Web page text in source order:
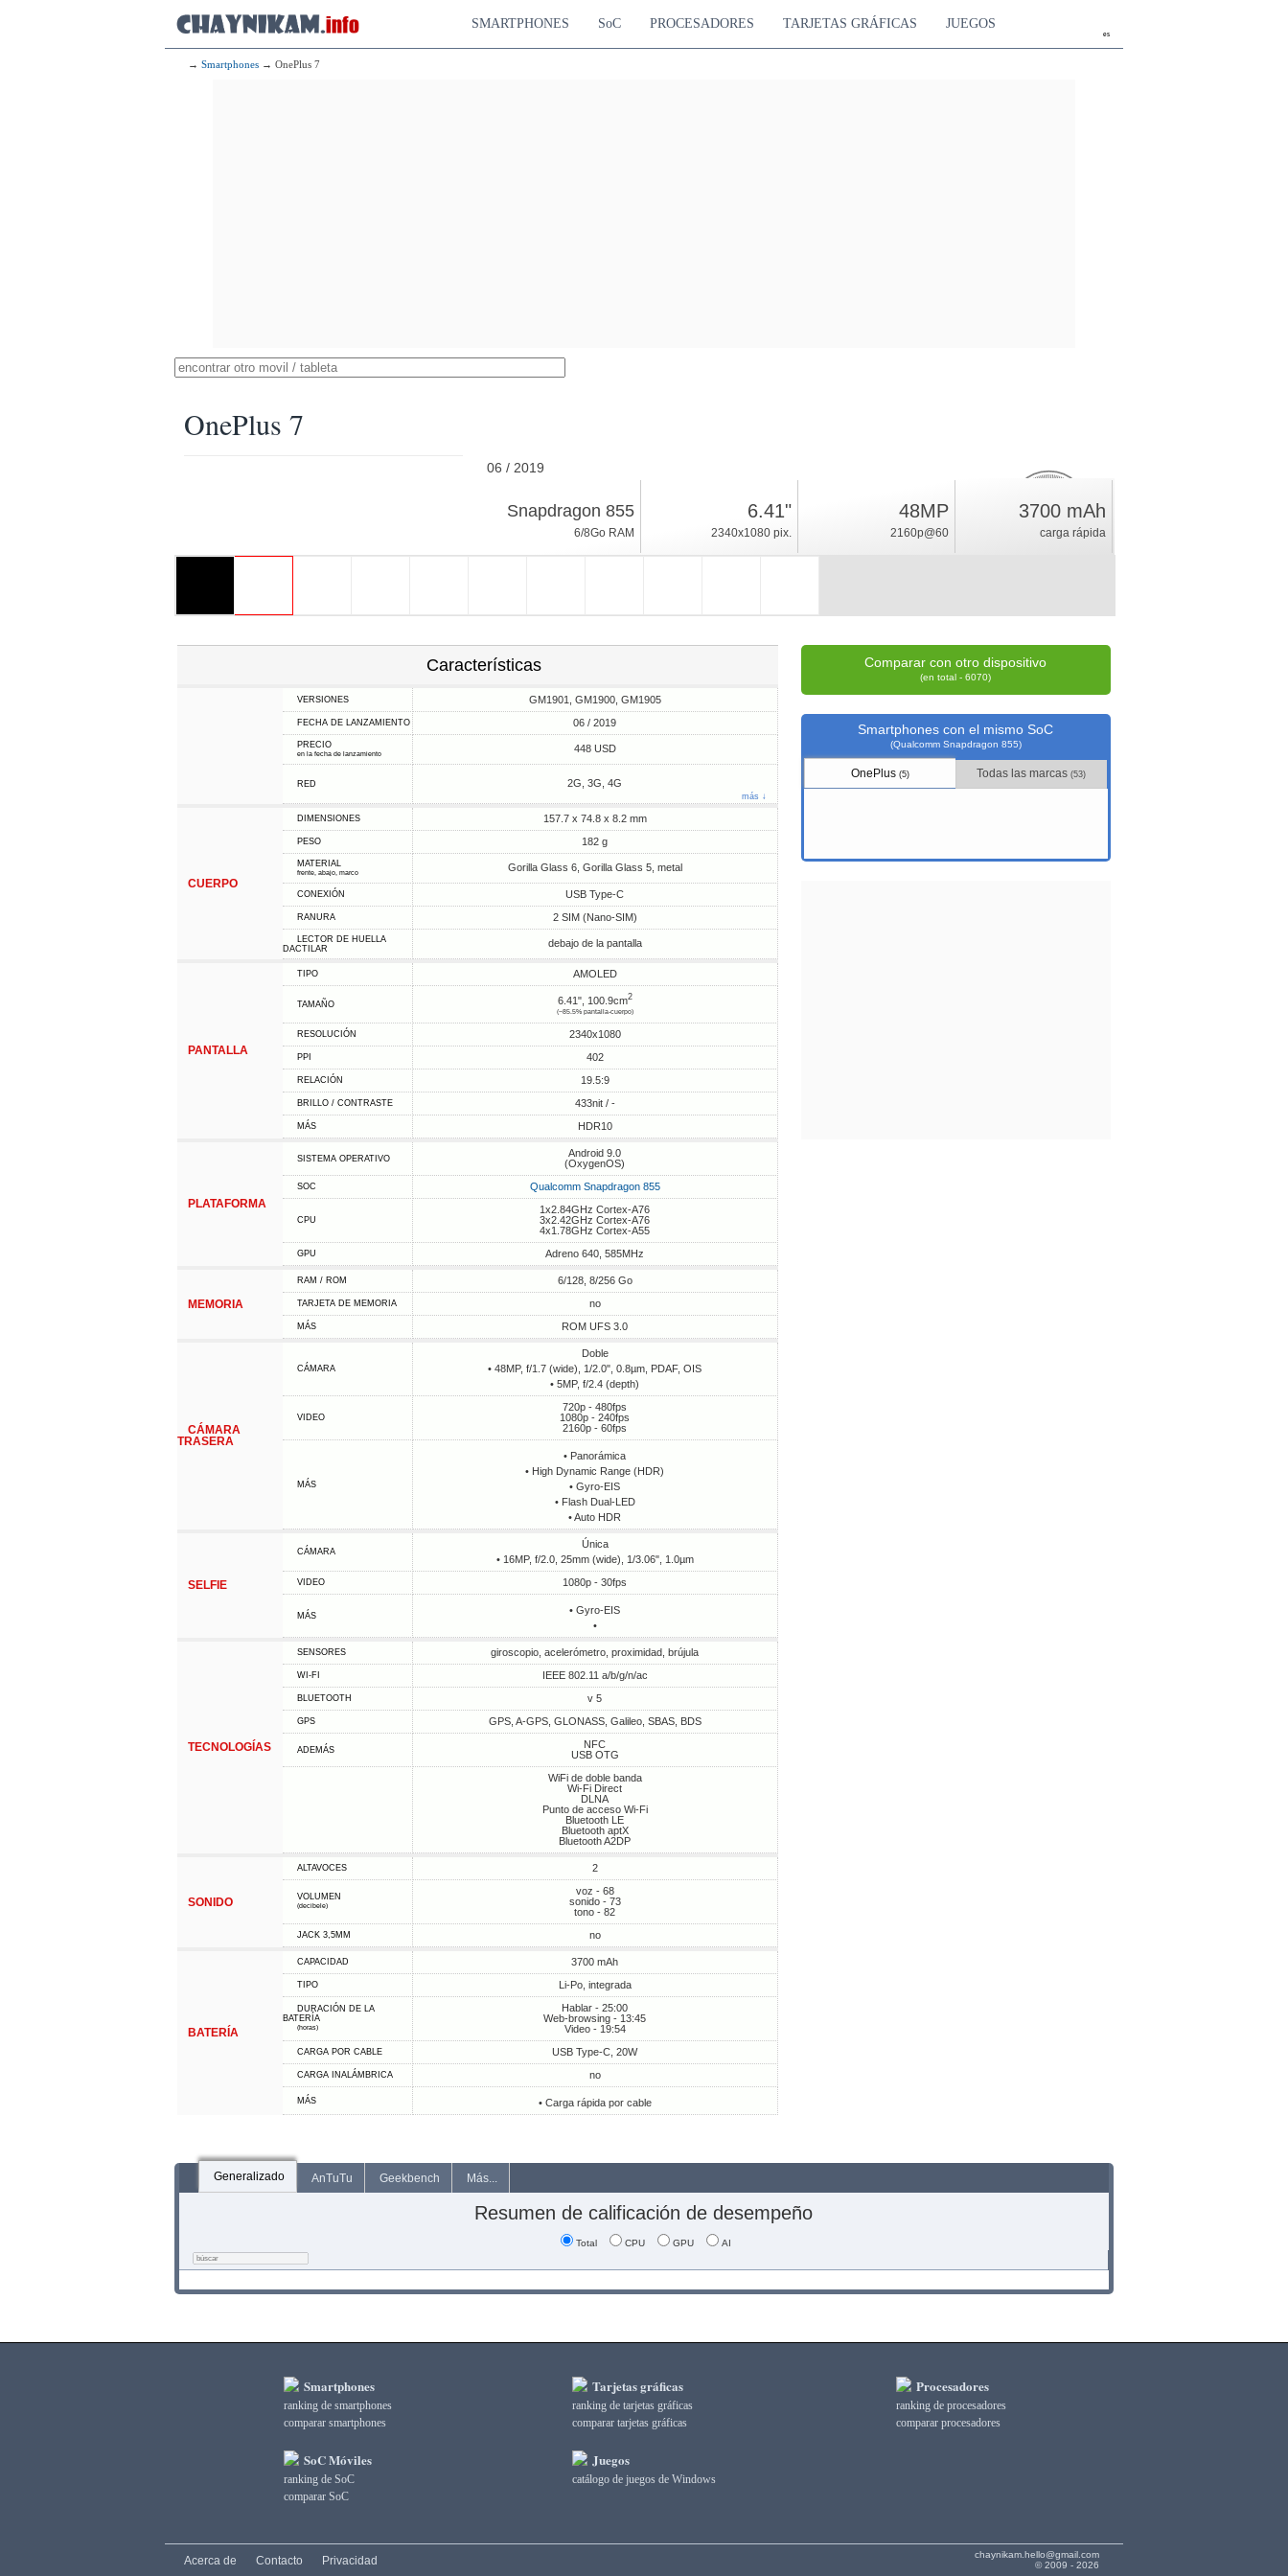
es
SMARTPHONES SoC PROCESADORES TARJETAS GRÁFICAS JUEGOS
→ Smartphones → OnePlus 7
OnePlus 7
06 / 2019
Android 9.0, OxygenOS
20.2
índice
Snapdragon 855
6/8Go RAM
6.41"
2340x1080 pix.
48MP
2160p@60
3700 mAh
carga rápida
Características
VERSIONES GM1901, GM1900, GM1905
FECHA DE LANZAMIENTO 06 / 2019
PRECIO
en la fecha de lanzamiento 448 USD
RED 2G, 3G, 4G
más ↓
CUERPO
DIMENSIONES 157.7 x 74.8 x 8.2 mm
PESO 182 g
MATERIAL
frente, abajo, marco Gorilla Glass 6, Gorilla Glass 5, metal
CONEXIÓN USB Type-C
RANURA 2 SIM (Nano-SIM)
LECTOR DE HUELLA
DACTILAR
debajo de la pantalla
PANTALLA
TIPO AMOLED
TAMAÑO 6.41", 100.9cm2
(~85.5% pantalla-cuerpo)
RESOLUCIÓN 2340x1080
PPI 402
RELACIÓN 19.5:9
BRILLO / CONTRASTE 433nit / -
MÁS HDR10
PLATAFORMA
SISTEMA OPERATIVO
Android 9.0
(OxygenOS)
SOC Qualcomm Snapdragon 855
CPU
1x2.84GHz Cortex-A76
3x2.42GHz Cortex-A76
4x1.78GHz Cortex-A55
GPU Adreno 640, 585MHz
MEMORIA
RAM / ROM 6/128, 8/256 Go
TARJETA DE MEMORIA no
MÁS ROM UFS 3.0
CÁMARA
TRASERA
CÁMARA
Doble
• 48MP, f/1.7 (wide), 1/2.0", 0.8µm, PDAF, OIS
• 5MP, f/2.4 (depth)
VIDEO
720p - 480fps
1080p - 240fps
2160p - 60fps
MÁS
• Panorámica
• High Dynamic Range (HDR)
• Gyro-EIS
• Flash Dual-LED
• Auto HDR
SELFIE
CÁMARA
Única
• 16MP, f/2.0, 25mm (wide), 1/3.06", 1.0µm
VIDEO 1080p - 30fps
MÁS
• Gyro-EIS
•
TECNOLOGÍAS
SENSORES giroscopio, acelerómetro, proximidad, brújula
WI-FI IEEE 802.11 a/b/g/n/ac
BLUETOOTH v 5
GPS GPS, A-GPS, GLONASS, Galileo, SBAS, BDS
ADEMÁS
NFC
USB OTG
WiFi de doble banda
Wi-Fi Direct
DLNA
Punto de acceso Wi-Fi
Bluetooth LE
Bluetooth aptX
Bluetooth A2DP
SONIDO
ALTAVOCES 2
VOLUMEN
(decibele)
voz - 68
sonido - 73
tono - 82
JACK 3,5MM no
BATERÍA
CAPACIDAD 3700 mAh
TIPO Li-Po, integrada
DURACIÓN DE LA
BATERÍA
(horas)
Hablar - 25:00
Web-browsing - 13:45
Video - 19:54
CARGA POR CABLE USB Type-C, 20W
CARGA INALÁMBRICA no
MÁS • Carga rápida por cable
Comparar con otro dispositivo
(en total - 6070)
Smartphones con el mismo SoC
(Qualcomm Snapdragon 855)
OnePlus (5) Todas las marcas(53)
Generalizado AnTuTu Geekbench Más...
Resumen de calificación de desempeño
Total CPU GPU AI
Smartphones
ranking de smartphones
comparar smartphones
SoC Móviles
ranking de SoC
comparar SoC
Tarjetas gráficas
ranking de tarjetas gráficas
comparar tarjetas gráficas
Juegos
catálogo de juegos de Windows
Procesadores
ranking de procesadores
comparar procesadores
chaynikam.hello@gmail.com
© 2009 - 2026
Acerca de Contacto Privacidad